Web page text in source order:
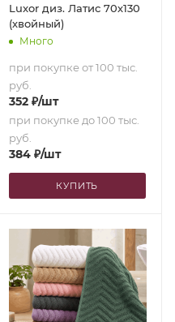
Luxor диз. Латис 70х130
(хвойный)
Много
при покупке от 100 тыс.
руб.
352₽/шт
при покупке до 100 тыс.
руб.
384₽/шт
КУПИТЬ